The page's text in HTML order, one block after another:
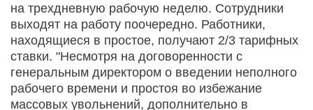
на трехдневную рабочую неделю. Сотрудники
выходят на работу поочередно. Работники,
находящиеся в простое, получают 2/3 тарифных
ставки. "Несмотря на договоренности с
генеральным директором о введении неполного
рабочего времени и простоя во избежание
массовых увольнений, дополнительно в